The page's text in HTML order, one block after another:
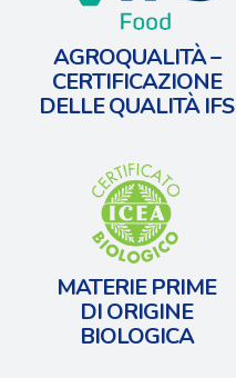
AGROQUALITÀ –
CERTIFICAZIONE
DELLE QUALITÀ IFS
MATERIE PRIME
​DI ORIGINE
BIOLOGICA